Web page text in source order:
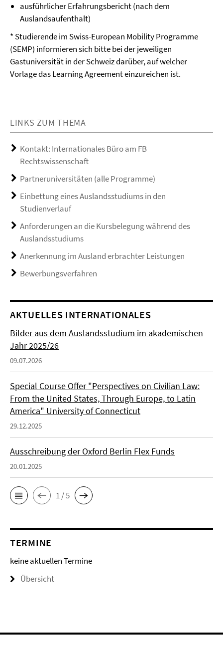
ausführlicher Erfahrungsbericht (nach dem
Auslandsaufenthalt)
* Studierende im Swiss-European Mobility Programme
(SEMP) informieren sich bitte bei der jeweiligen
Gastuniversität in der Schweiz darüber, auf welcher
Vorlage das Learning Agreement einzureichen ist.
LINKS ZUM THEMA
Kontakt: Internationales Büro am FB
Rechtswissenschaft
Partneruniversitäten (alle Programme)
Einbettung eines Auslandsstudiums in den
Studienverlauf
Anforderungen an die Kursbelegung während des
Auslandsstudiums
Anerkennung im Ausland erbrachter Leistungen
Bewerbungsverfahren
AKTUELLES INTERNATIONALES
Bilder aus dem Auslandsstudium im akademischen
Jahr 2025/26
09.07.2026
Special Course Offer "Perspectives on Civilian Law:
From the United States, Through Europe, to Latin
America" University of Connecticut
29.12.2025
Ausschreibung der Oxford Berlin Flex Funds
20.01.2025
1 / 5
TERMINE
keine aktuellen Termine
Übersicht